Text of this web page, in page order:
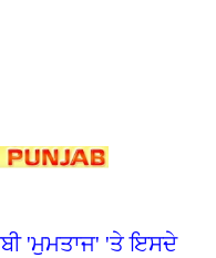
'ਮੁਮਤਾਜ' 'ਤੇ ਇਸਦੇ